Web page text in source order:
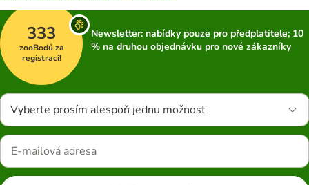
333
zooBodů za
registraci!
Newsletter: nabídky pouze pro předplatitele; 10
% na druhou objednávku pro nové zákazníky
Vyberte prosím alespoň jednu možnost